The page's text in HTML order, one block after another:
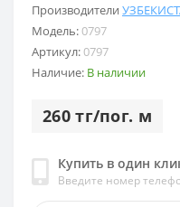
Производители
Модель:0797
Артикул:0797
Наличие: В наличии
260 тг/пог. м
Купить в один
Введите номер